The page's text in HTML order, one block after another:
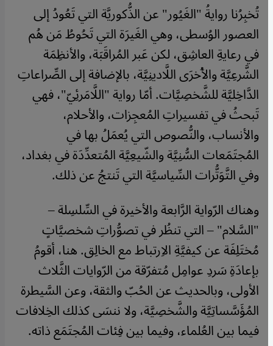
تُخبِرُنا روايةُ "الغَيُور" عن الذُّكوريَّة التي تَعُودُ إلى
العصور الوُسطى، وهي الغَيرَة التي تَحُوطُ مَن هُم
في رعايةِ العاشِق، لكن عَبر المُراقَبَة، والأنظِمَة
الشَّرعِيَّة والأُخرَى اللَّادينِيَّة، بالإضافة إلى الصِّراعاتِ
الدَّاخِليَّة للشَّخصِيَّات. أمّا رواية "اللَّامَرئِيّ"، فهي
تَبحثُ في تفسيراتِ المُعجِزات، والأحلام،
والأنساب، والنُّصوص التي يُعمَلُ بها في
المُجتَمَعات السُّنِيَّة والشّيعِيَّة المُتعدِّدَة في بغداد،
وفي التَّوَتُّرات السِّياسيَّة التي تَنتجُ عن ذلك.
وهناك الرّواية الرَّابعة والأخيرة في السِّلسِلة –
"السَّلام" – التي تنظُر في تصوُّراتِ شخصيَّاتٍ
مُختَلِفَة عن كيفيَّةِ الاِرتباط مع الخالِق. هنا، أقومُ
بإعادَةِ سَردِ عوامِل مُتفرّقة من الرّوايات الثَّلاث
الأولى، وبالحديث عن الحُبّ والثقة، وعن السَّيطرة
المُؤَسَّساتِيَّة والشَّخصِيَّة، ولا ننسَى كذلك الخِلافات
فيما بين العُلماء، وفيما بين فِئات المُجتَمَع ذاته.